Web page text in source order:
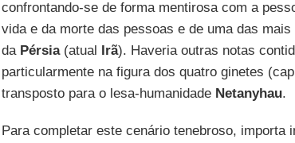
confrontando-se de forma mentirosa com a
vida e da morte das pessoas e de uma das
da Pérsia(atual Irã). Haveria outras notas
particularmente na figura dos quatro ginetes
transposto para o lesa-humanidade Netanyhau.
Para completar este cenário tenebroso, importa